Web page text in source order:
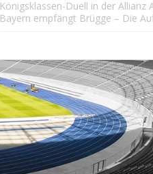
Königsklassen-Duell in der Allianz
Bayern empfängt Brügge – Die